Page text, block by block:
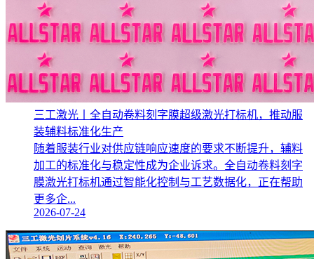
三工激光丨全自动卷料刻字膜超级激光打标机，推动服
装辅料标准化生产‌
随着服装行业对供应链响应速度的要求不断提升，辅料
加工的标准化与稳定性成为企业诉求。全自动卷料刻字
膜激光打标机通过智能化控制与工艺数据化，正在帮助
更多企...
2026-07-24